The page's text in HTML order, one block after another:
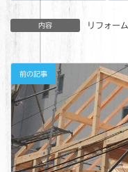
内容 リフォーム
前の記事